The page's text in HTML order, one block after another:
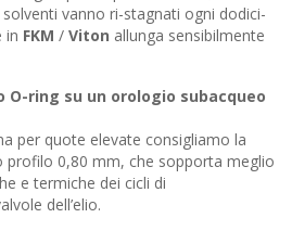
vanno ri-stagnati ogni dodici-
in FKM / Viton allunga sensibilmente
O-ring su un orologio subacqueo
per quote elevate consigliamo la
profilo 0,80 mm, che sopporta meglio
e termiche dei cicli di
dell’elio.